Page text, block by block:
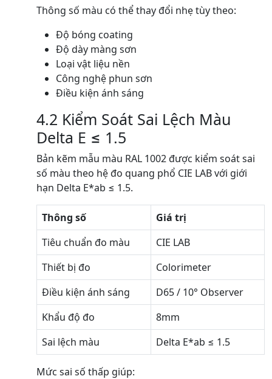
Thông số màu có thể thay đổi nhẹ tùy theo:
Độ bóng coating
Độ dày màng sơn
Loại vật liệu nền
Công nghệ phun sơn
Điều kiện ánh sáng
4.2 Kiểm Soát Sai Lệch Màu
Delta E ≤ 1.5
Bản kẽm mẫu màu RAL 1002 được kiểm soát sai
số màu theo hệ đo quang phổ CIE LAB với giới
hạn Delta E*ab ≤ 1.5.
Thông số
Giá trị
Tiêu chuẩn đo màu
CIE LAB
Thiết bị đo
Colorimeter
Điều kiện ánh sáng
D65 / 10° Observer
Khẩu độ đo
8mm
Sai lệch màu
Delta E*ab ≤ 1.5
Mức sai số thấp giúp: